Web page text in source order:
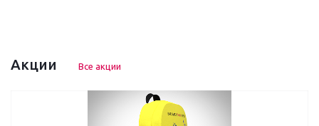
Акции Все акции